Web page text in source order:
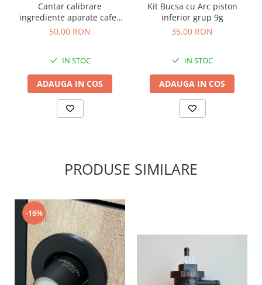
Cantar calibrare
ingrediente aparate cafea
automate
50,00 RON
IN STOC
ADAUGA IN COS
Kit Bucsa cu Arc piston
inferior grup 9g
35,00 RON
IN STOC
ADAUGA IN COS
PRODUSE SIMILARE
-16%